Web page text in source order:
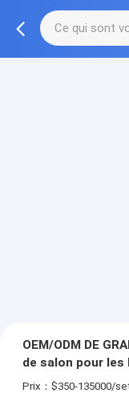
OEM/ODM DE
de salon pour les
Prix：$350-135000/